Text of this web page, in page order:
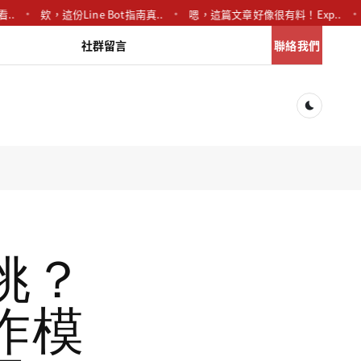
欸，這份Line Bot指南真.. 嗯，這篇文章好像很有料！Exp..
社群留言 聯絡我們
？
模